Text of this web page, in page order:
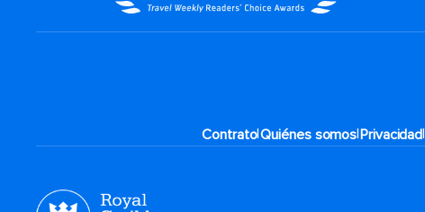
Contrato|Quiénes somos|Privacidad|